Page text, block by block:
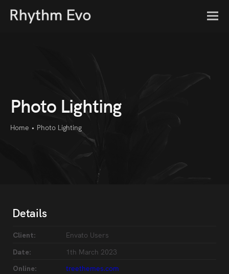
Photo Lighting
Home • Photo Lighting
Details
Client: Envato Users
Date: 1th March 2023
Online: treethemes.com